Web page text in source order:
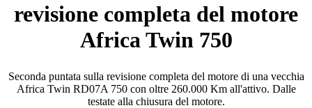
revisione completa del motore
Africa Twin 750
Seconda puntata sulla revisione completa del motore di una vecchia
Africa Twin RD07A 750 con oltre 260.000 Km all'attivo. Dalle
testate alla chiusura del motore.